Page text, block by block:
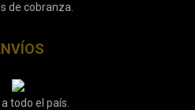
de cobranza.
todo el país.